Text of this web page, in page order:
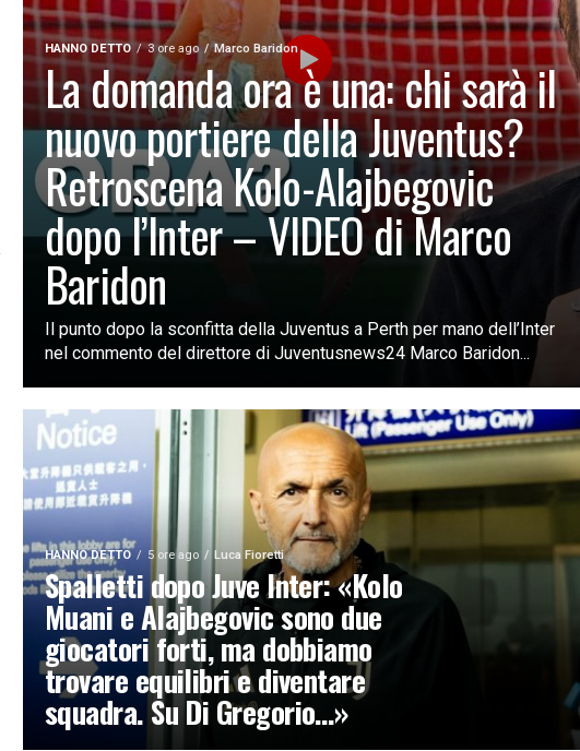
HANNO DETTO 3 ore ago Marco Baridon
La domanda ora è una: chi sarà il
nuovo portiere della Juventus?
Retroscena Kolo-Alajbegovic
dopo l’Inter – VIDEO di Marco
Baridon
Il punto dopo la sconfitta della Juventus a Perth per mano dell’Inter
nel commento del direttore di Juventusnews24 Marco Baridon...
HANNO DETTO 5 ore ago Luca Fioretti
Spalletti dopo Juve Inter: «Kolo
Muani e Alajbegovic sono due
giocatori forti, ma dobbiamo
trovare equilibri e diventare
squadra. Su Di Gregorio…»